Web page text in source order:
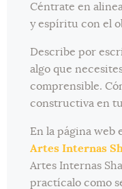
Céntrate en
y espíritu con el
Describe por
algo que
comprensible.
constructiva en
En la página web
Artes Internas
Artes Internas
practícalo como